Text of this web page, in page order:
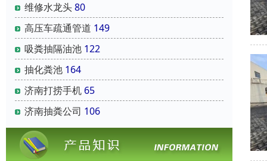
维修水龙头80
高压车疏通管道 149
吸粪抽隔油池 122
抽化粪池 164
济南打捞手机 65
济南抽粪公司 106